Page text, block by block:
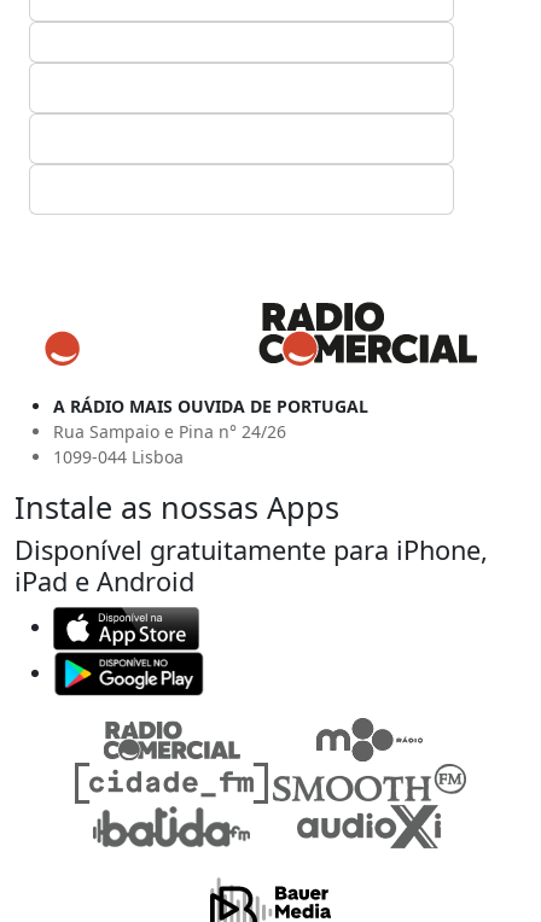
A RÁDIO MAIS OUVIDA DE PORTUGAL
Rua Sampaio e Pina n° 24/26
1099-044 Lisboa
Instale as nossas Apps
Disponível gratuitamente para iPhone,
iPad e Android